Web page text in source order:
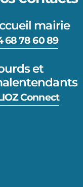
mairie
68 78 60 89
et
Connect